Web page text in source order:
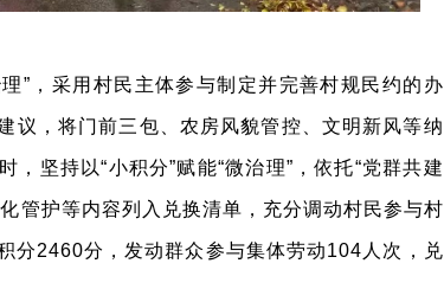
理”，采用村民主体参与制定并完善村规民约的办
议，将门前三包、农房风貌管控、文明新风等纳
坚持以“小积分”赋能“微治理”，依托“党群共建
管护等内容列入兑换清单，充分调动村民参与村
分2460分，发动群众参与集体劳动104人次，兑